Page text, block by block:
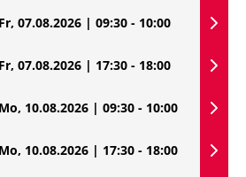
Fr, 07.08.2026 | 09:30 - 10:00
Fr, 07.08.2026 | 17:30 - 18:00
Mo, 10.08.2026 | 09:30 - 10:00
Mo, 10.08.2026 | 17:30 - 18:00